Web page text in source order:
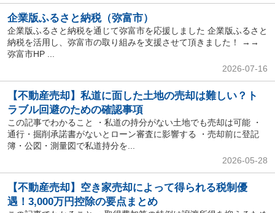
企業版ふるさと納税（弥富市）
企業版ふるさと納税を通じて弥富市を応援しました 企業版ふるさと
納税を活用し、弥富市の取り組みを支援させて頂きました！ →→
弥富市HP ...
2026-07-16
【不動産売却】私道に面した土地の売却は難しい？ト
ラブル回避のための確認事項
この記事でわかること ・私道の持分がない土地でも売却は可能 ・
通行・掘削承諾書がないとローン審査に影響する ・売却前に登記
簿・公図・測量図で私道持分を...
2026-05-28
【不動産売却】空き家売却によって得られる税制優
遇！3,000万円控除の要点まとめ